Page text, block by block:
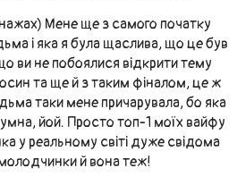
Мене ще з самого початку
і яка я була щаслива, що це був
ви не побоялися відкрити тему
та ще й з таким фіналом, це ж
таки мене причарувала, бо яка
йой. Просто топ-1 моїх вайфу
у реальному світі дуже свідома
й вона теж!